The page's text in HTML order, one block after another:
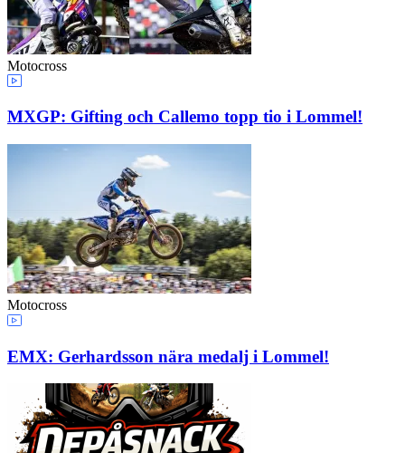
Motocross
MXGP: Gifting och Callemo topp tio i Lommel!
Motocross
EMX: Gerhardsson nära medalj i Lommel!